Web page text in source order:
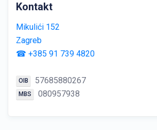
Kontakt
Mikulići 152
Zagreb
☎ +385 91 739 4820
OIB 57685880267
MBS 080957938